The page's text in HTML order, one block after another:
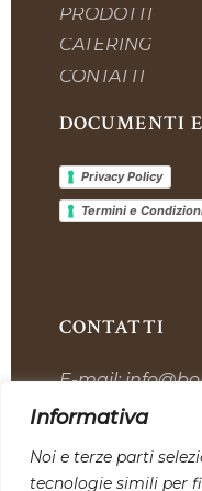
Informativa
Noi e terze parti
tecnologie simili per
PRODOTTI
CATERING
CONTATTI
DOCUMENTI
Privacy Policy
Termini e
CONTATTI
E-mail:
Telefono:+39
Sede:
Via